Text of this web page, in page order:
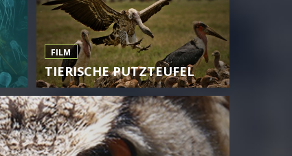
FILM
TIERISCHE PUTZTEUFEL